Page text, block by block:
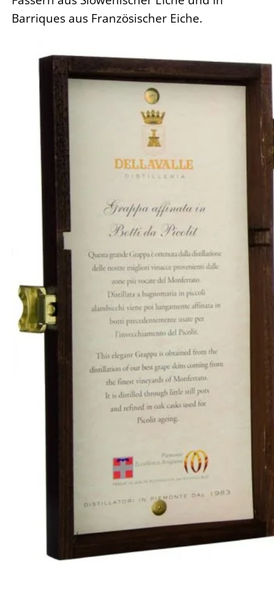
Barriques aus Französischer Eiche.